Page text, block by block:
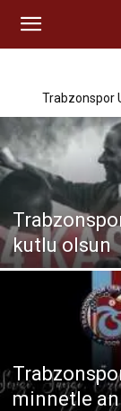
Trabzonspor
kutlu olsun
minnetle